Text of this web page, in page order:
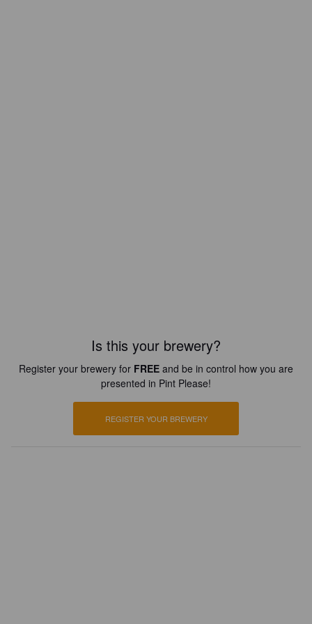
Is this your brewery?
Register your brewery for FREE and be in control how you are
presented in Pint Please!
REGISTER YOUR BREWERY